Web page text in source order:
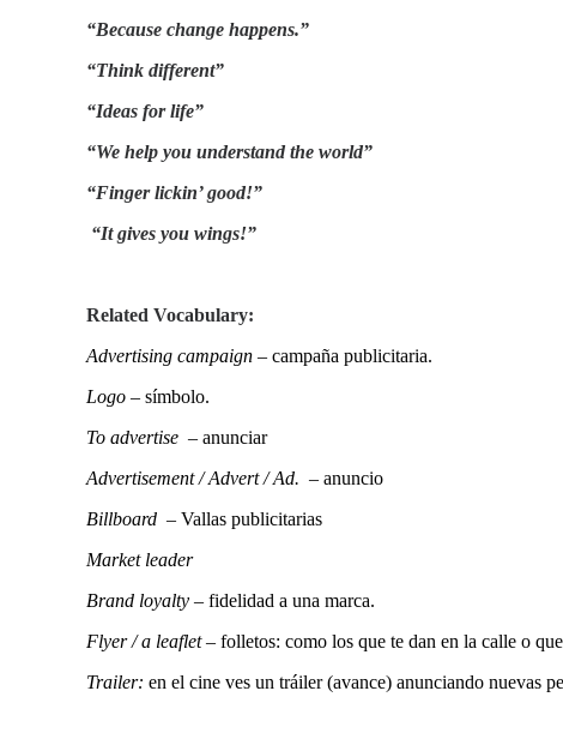
“Because change happens.”
“Think different”
“Ideas for life”
“We help you understand the world”
“Finger lickin’ good!”
“It gives you wings!”
Related Vocabulary:
Advertising campaign – campaña publicitaria.
Logo – símbolo.
To advertise – anunciar
Advertisement / Advert / Ad. – anuncio
Billboard – Vallas publicitarias
Market leader
Brand loyalty – fidelidad a una marca.
Flyer / a leaflet – folletos: como los que te dan en la calle o
Trailer: en el cine ves un tráiler (avance) anunciando nuevas